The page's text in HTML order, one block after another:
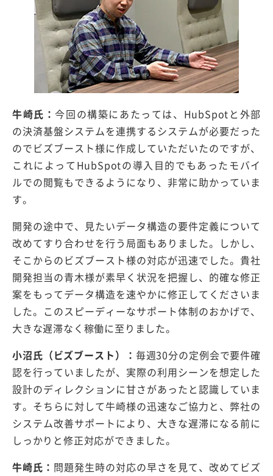
牛崎氏： 今回の構築にあたっては、HubSpotと外部
の決済基盤システムを連携するシステムが必要だった
のでビズブースト様に作成していただいたのですが、
これによってHubSpotの導入目的でもあったモバイ
ルでの閲覧もできるようになり、非常に助かっていま
す。
開発の途中で、見たいデータ構造の要件定義について
改めてすり合わせを行う局面もありました。しかし、
そこからのビズブースト様の対応が迅速でした。貴社
開発担当の青木様が素早く状況を把握し、的確な修正
案をもってデータ構造を速やかに修正してくださいま
した。このスピーディーなサポート体制のおかげで、
大きな遅滞なく稼働に至りました。
小沼氏（ビズブースト）： 毎週30分の定例会で要件確
認を行っていましたが、実際の利用シーンを想定した
設計のディレクションに甘さがあったと認識していま
す。そちらに対して牛崎様の迅速なご協力と、弊社の
システム改善サポートにより、大きな遅滞になる前に
しっかりと修正対応ができました。
牛崎氏： 問題発生時の対応の早さを見て、改めてビズ